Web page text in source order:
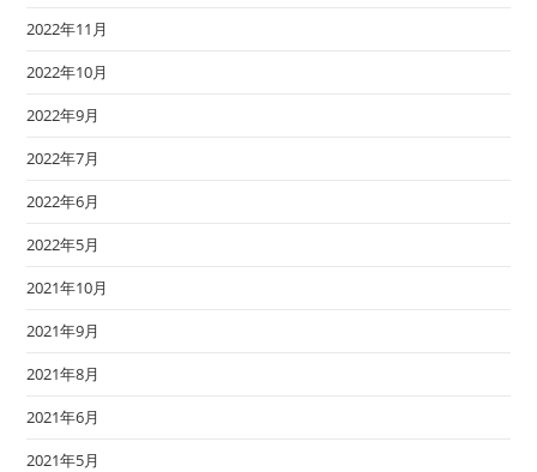
2022年11月
2022年10月
2022年9月
2022年7月
2022年6月
2022年5月
2021年10月
2021年9月
2021年8月
2021年6月
2021年5月